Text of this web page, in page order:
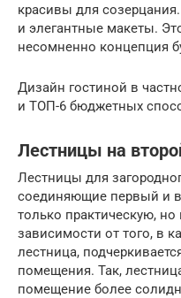
красивы для
и элегантные макеты.
несомненно концепция
Дизайн гостиной в
и ТОП-6 бюджетных
Лестницы на
Лестницы для
соединяющие первый и
только практическую,
зависимости от того, в
лестница,
помещения. Так,
помещение более